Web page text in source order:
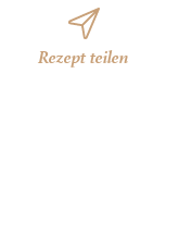
Rezept teilen